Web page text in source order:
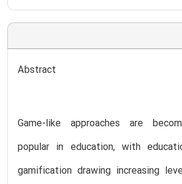
Abstract
Game-like approaches are
popular in education, with
gamification drawing increasing